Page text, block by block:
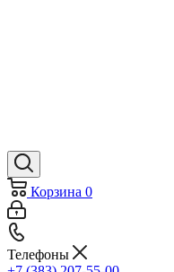
Корзина 0
Телефоны